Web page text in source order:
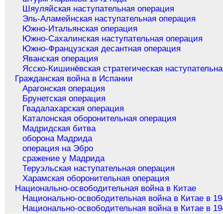
Шяуляйская наступательная операция
Эль-Аламейнская наступательная операция
Южно-Итальянская операция
Южно-Сахалинская наступательная операция
Южно-Французская десантная операция
Яванская операция
Ясско-Кишинёвская стратегическая
Гражданская война в Испании
Арагонская операция
Брунетская операция
Гвадалахарская операция
Каталонская оборонительная операция
Мадридская битва
оборона Мадрида
операция на Эбро
сражение у Мадрида
Теруэльская наступательная операция
Харамская оборонительная операция
Национально-освободительная война в Китае
Национально-освободительная война в Китае в
Национально-освободительная война в Китае в